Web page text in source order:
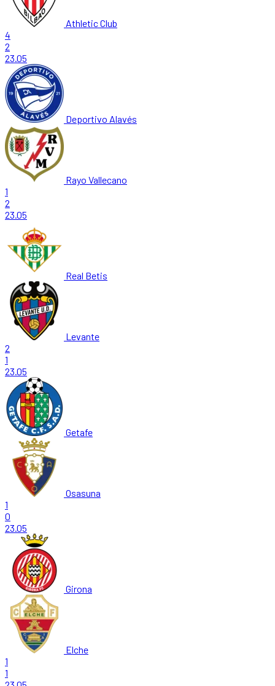
Athletic Club
4
2
23.05
Deportivo Alavés
Rayo Vallecano
1
2
23.05
Real Betis
Levante
2
1
23.05
Getafe
Osasuna
1
0
23.05
Girona
Elche
1
1